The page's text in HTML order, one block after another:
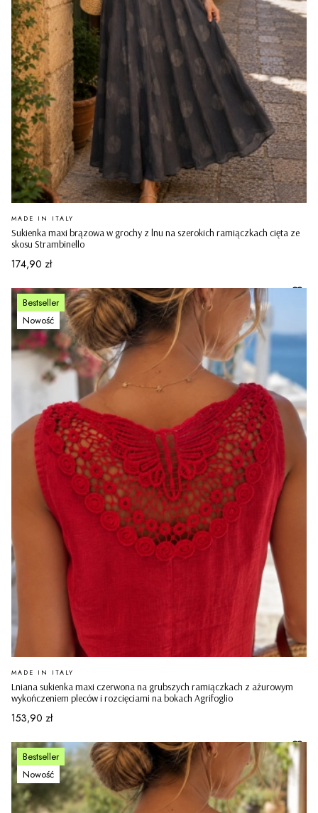
Sukienka maxi brązowa w grochy z lnu na szerokich ramiączkach cięta ze
skosu Strambinello
PRODUCENT
MADE IN ITALY
Cena
174,90 zł
Bestseller
Nowość
Lniana sukienka maxi czerwona na grubszych ramiączkach z ażurowym
wykończeniem pleców i rozcięciami na bokach Agrifoglio
PRODUCENT
MADE IN ITALY
Cena
153,90 zł
Bestseller
Nowość